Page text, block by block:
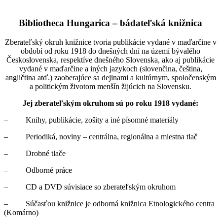
Bibliotheca Hungarica – bádateľská knižnica
Zberateľský okruh knižnice tvoria publikácie vydané v maďarčine v
období od roku 1918 do dnešných dní na území bývalého
Československa, respektíve dnešného Slovenska, ako aj publikácie
vydané v maďarčine a iných jazykoch (slovenčina, čeština,
angličtina atď.) zaoberajúce sa dejinami a kultúrnym, spoločenským
a politickým životom menšín žijúcich na Slovensku.
Jej zberateľským okruhom sú po roku 1918 vydané:
– Knihy, publikácie, zošity a iné písomné materiály
– Periodiká, noviny – centrálna, regionálna a miestna tlač
– Drobné tlače
– Odborné práce
– CD a DVD súvisiace so zberateľským okruhom
– Súčasťou knižnice je odborná knižnica Etnologického centra
(Komárno)